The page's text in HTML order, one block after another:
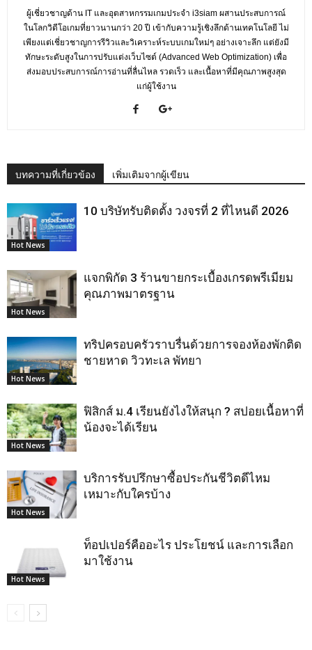
ผู้เชี่ยวชาญด้าน IT และอุตสาหกรรมเกมประจำ i3siam ผสานประสบการณ์
ในโลกวิดีโอเกมที่ยาวนานกว่า 20 ปี เข้ากับความรู้เชิงลึกด้านเทคโนโลยี ไม่
เพียงแต่เชี่ยวชาญการรีวิวและวิเคราะห์ระบบเกมใหม่ๆ อย่างเจาะลึก แต่ยังมี
ทักษะระดับสูงในการปรับแต่งเว็บไซต์ (Advanced Web Optimization) เพื่อ
ส่งมอบประสบการณ์การอ่านที่ลื่นไหล รวดเร็ว และเนื้อหาที่มีคุณภาพสูงสุด
แก่ผู้ใช้งาน
บทความที่เกี่ยวข้อง เพิ่มเติมจากผู้เขียน
Hot News
10 บริษัทรับติดตั้ง วงจรที่ 2 ที่ไหนดี 2026
Hot News
แจกพิกัด 3 ร้านขายกระเบื้องเกรดพรีเมียม
คุณภาพมาตรฐาน
Hot News
ทริปครอบครัวราบรื่นด้วยการจองห้องพักติด
ชายหาด วิวทะเล พัทยา
Hot News
ฟิสิกส์ ม.4 เรียนยังไงให้สนุก ? สปอยเนื้อหาที่
น้องจะได้เรียน
Hot News
บริการรับปรึกษาซื้อประกันชีวิตดีไหม
เหมาะกับใครบ้าง
Hot News
ท็อปเปอร์คืออะไร ประโยชน์ และการเลือก
มาใช้งาน